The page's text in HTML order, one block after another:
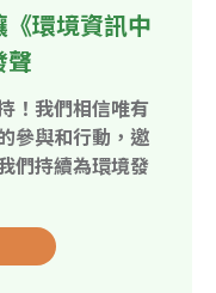
環境資訊中
聲
！我們相信唯有
參與和行動，邀
們持續為環境發